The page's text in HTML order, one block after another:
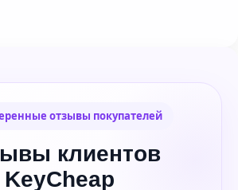
отзывы покупателей
клиентов
KeyCheap